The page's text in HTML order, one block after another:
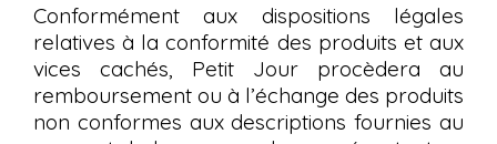
Conformément aux dispositions légales
relatives à la conformité des produits et aux
vices cachés, Petit Jour procèdera au
remboursement ou à l’échange des produits
non conformes aux descriptions fournies au